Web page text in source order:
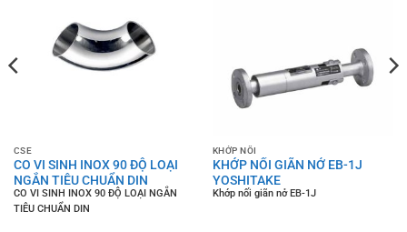
CSE
CO VI SINH INOX 90 ĐỘ LOẠI
NGẮN TIÊU CHUẨN DIN
CO VI SINH INOX 90 ĐỘ LOẠI NGẮN
TIÊU CHUẨN DIN
KHỚP NỐI
KHỚP NỐI GIÃN NỞ EB-1J
YOSHITAKE
Khớp nối giãn nở EB-1J